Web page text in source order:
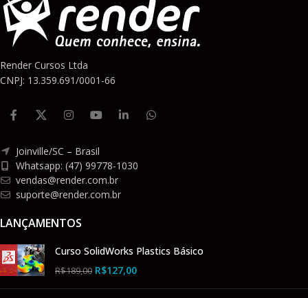
Render Cursos Ltda
CNPJ: 13.359.691/0001-66
Joinville/SC – Brasil
Whatsapp: (47) 99778-1030
vendas@render.com.br
suporte@render.com.br
LANÇAMENTOS
Curso SolidWorks Plastics Básico
R$189,00 R$127,00